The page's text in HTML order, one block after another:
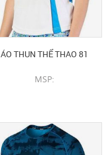
ÁO THUN THỂ THAO 81
MSP: